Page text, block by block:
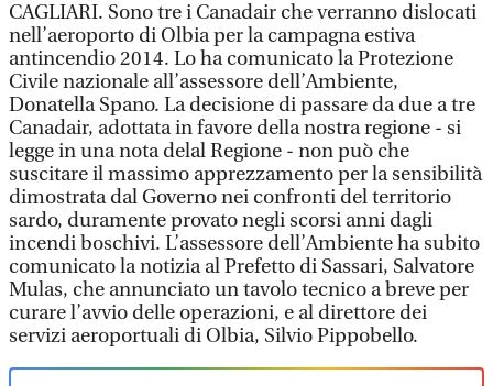
CAGLIARI. Sono tre i Canadair che verranno dislocati
nell’aeroporto di Olbia per la campagna estiva
antincendio 2014. Lo ha comunicato la Protezione
Civile nazionale all’assessore dell’Ambiente,
Donatella Spano. La decisione di passare da due a tre
Canadair, adottata in favore della nostra regione - si
legge in una nota delal Regione - non può che
suscitare il massimo apprezzamento per la sensibilità
dimostrata dal Governo nei confronti del territorio
sardo, duramente provato negli scorsi anni dagli
incendi boschivi. L’assessore dell’Ambiente ha subito
comunicato la notizia al Prefetto di Sassari, Salvatore
Mulas, che annunciato un tavolo tecnico a breve per
curare l’avvio delle operazioni, e al direttore dei
servizi aeroportuali di Olbia, Silvio Pippobello.